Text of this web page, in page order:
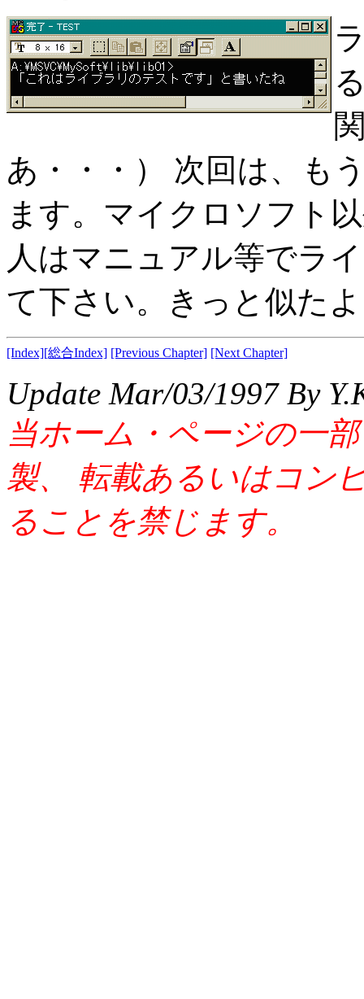
あ・・・） 次回は、も
ます。マイクロソフト
人はマニュアル等でラ
て下さい。きっと似た
[Index][総合Index] [Previous Chapter] [Next Chapter]
Update Mar/03/1997 By
当ホーム・ページの一
製、 転載あるいはコン
ることを禁じます。